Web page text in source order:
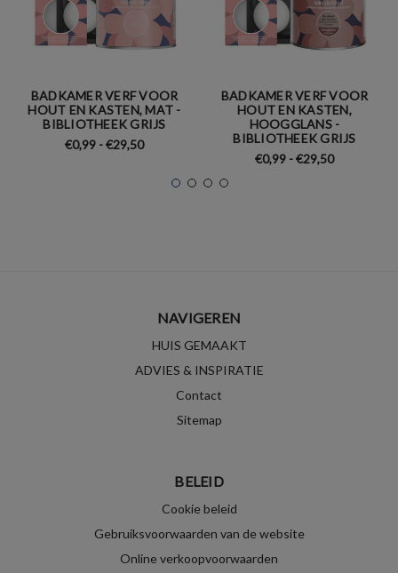
BADKAMER VERF VOOR
HOUT EN KASTEN, MAT -
BIBLIOTHEEK GRIJS
€0,99 - €29,50
BADKAMER VERF VOOR
HOUT EN KASTEN,
HOOGGLANS -
BIBLIOTHEEK GRIJS
€0,99 - €29,50
NAVIGEREN
HUIS GEMAAKT
ADVIES & INSPIRATIE
Contact
Sitemap
BELEID
Cookie beleid
Gebruiksvoorwaarden van de website
Online verkoopvoorwaarden